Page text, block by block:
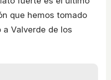
que hemos tomado
a Valverde de los